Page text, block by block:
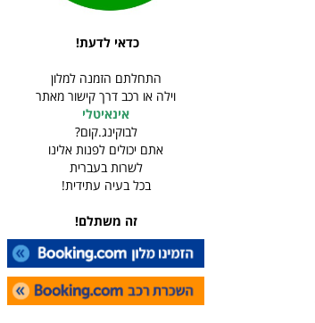
כדאי לדעת!
התחלתם הזמנה למלון
וילה או רכב דרך קישור מאתר
אינאיטלי
לבוקינג.קום?
אתם יכולים לפנות אלינו
לשרות בעברית
בכל בעיה עתידית!
זה משתלם!